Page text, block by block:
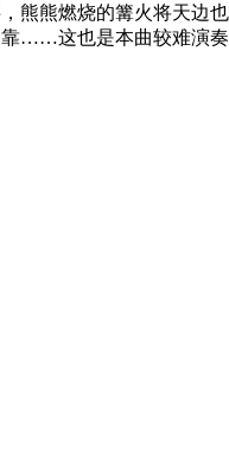
熊熊燃烧的篝火将天边
……这也是本曲较难演